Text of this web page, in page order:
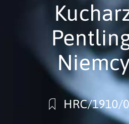
HRC/1910/